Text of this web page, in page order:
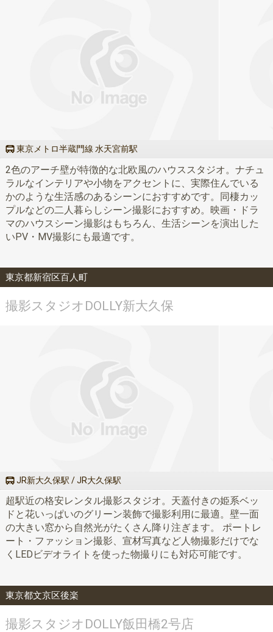
東京メトロ半蔵門線 水天宮前駅
2色のアーチ壁が特徴的な北欧風のハウススタジオ。ナチュ
ラルなインテリアや小物をアクセントに、実際住んでいる
かのような生活感のあるシーンにおすすめです。同棲カッ
プルなどの二人暮らしシーン撮影におすすめ。映画・ドラ
マのハウスシーン撮影はもちろん、生活シーンを演出した
いPV・MV撮影にも最適です。
東京都新宿区百人町
撮影スタジオDOLLY新大久保
JR新大久保駅 / JR大久保駅
超駅近の格安レンタル撮影スタジオ。天蓋付きの姫系ベッ
ドと花いっぱいのグリーン装飾で撮影利用に最適。壁一面
の大きい窓から自然光がたくさん降り注ぎます。 ポートレ
ート・ファッション撮影、宣材写真など人物撮影だけでな
くLEDビデオライトを使った物撮りにも対応可能です。
東京都文京区後楽
撮影スタジオDOLLY飯田橋2号店